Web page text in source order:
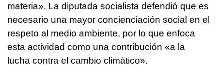
materia». La diputada socialista defendió que es
necesario una mayor concienciación social en el
respeto al medio ambiente, por lo que enfoca
esta actividad como una contribución «a la
lucha contra el cambio climático».